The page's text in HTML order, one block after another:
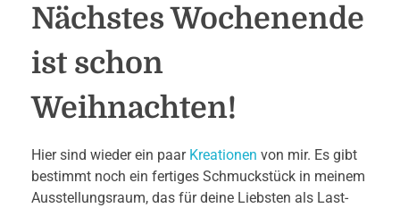
Nächstes Wochenende
ist schon
Weihnachten!
Hier sind wieder ein paar Kreationen von mir. Es gibt
bestimmt noch ein fertiges Schmuckstück in meinem
Ausstellungsraum, das für deine Liebsten als Last-